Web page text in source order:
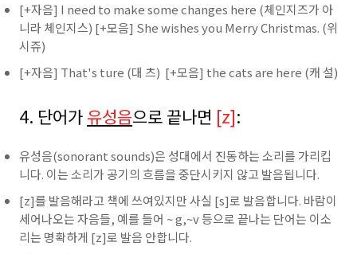
[+자음] I need to make some changes here (체인지즈가 아
니라 체인지스) [+모음] She wishes you Merry Christmas. (위
시쥬)
[+자음] That's ture (대 츠) [+모음] the cats are here (캐 설)
4. 단어가 유성음으로 끝나면 [z]:
유성음(sonorant sounds)은 성대에서 진동하는 소리를 가리킵
니다. 이는 소리가 공기의 흐름을 중단시키지 않고 발음됩니다.
[z]를 발음해라고 책에 쓰여있지만 사실 [s]로 발음합니다. 바람이
세어나오는 자음들, 예를 들어 ~ g,~v 등으로 끝나는 단어는 이소
리는 명확하게 [z]로 발음 안합니다.